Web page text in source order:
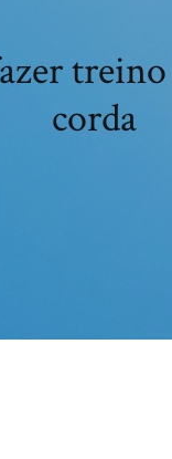
corda